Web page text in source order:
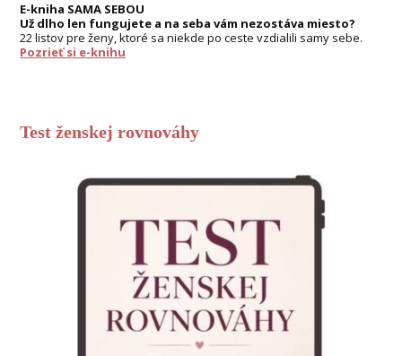
E-kniha SAMA SEBOU
Už dlho len fungujete a na seba vám nezostáva miesto?
22 listov pre ženy, ktoré sa niekde po ceste vzdialili samy sebe.
Pozrieť si e-knihu
Test ženskej rovnováhy